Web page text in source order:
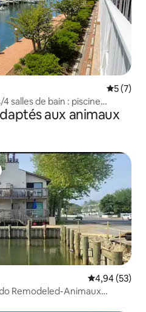
Note
5 (7)
salles de bain : piscine
plage
aux animaux
Note
4,94 (53)
Remodeled-Animaux